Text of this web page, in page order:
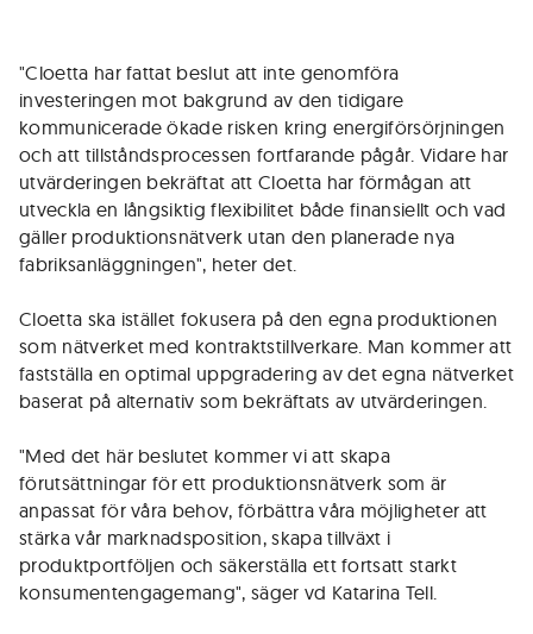
"Cloetta har fattat beslut att inte genomföra
investeringen mot bakgrund av den tidigare
kommunicerade ökade risken kring energiförsörjningen
och att tillståndsprocessen fortfarande pågår. Vidare har
utvärderingen bekräftat att Cloetta har förmågan att
utveckla en långsiktig flexibilitet både finansiellt och vad
gäller produktionsnätverk utan den planerade nya
fabriksanläggningen", heter det.
Cloetta ska istället fokusera på den egna produktionen
som nätverket med kontraktstillverkare. Man kommer att
fastställa en optimal uppgradering av det egna nätverket
baserat på alternativ som bekräftats av utvärderingen.
"Med det här beslutet kommer vi att skapa
förutsättningar för ett produktionsnätverk som är
anpassat för våra behov, förbättra våra möjligheter att
stärka vår marknadsposition, skapa tillväxt i
produktportföljen och säkerställa ett fortsatt starkt
konsumentengagemang", säger vd Katarina Tell.